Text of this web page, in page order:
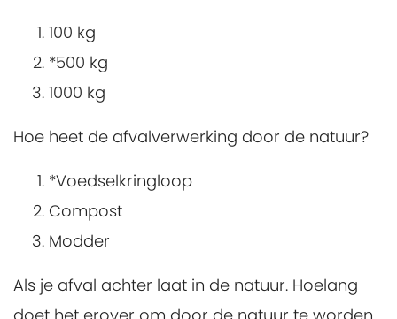
100 kg
*500 kg
1000 kg
Hoe heet de afvalverwerking door de natuur?
*Voedselkringloop
Compost
Modder
Als je afval achter laat in de natuur. Hoelang